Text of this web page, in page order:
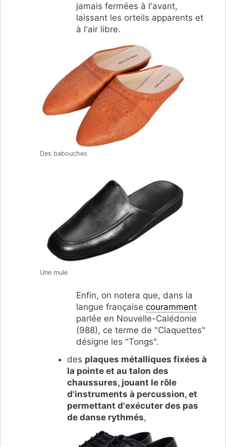
jamais fermées à l'avant,
laissant les orteils apparents et
à l'air libre.
Des babouches
Une mule
Enfin, on notera que, dans la
langue française couramment
parlée en Nouvelle-Calédonie
(988), ce terme de "Claquettes"
désigne les "Tongs".
des plaques métalliques fixées à
la pointe et au talon des
chaussures, jouant le rôle
d'instruments à percussion, et
permettant d'exécuter des pas
de danse rythmés,